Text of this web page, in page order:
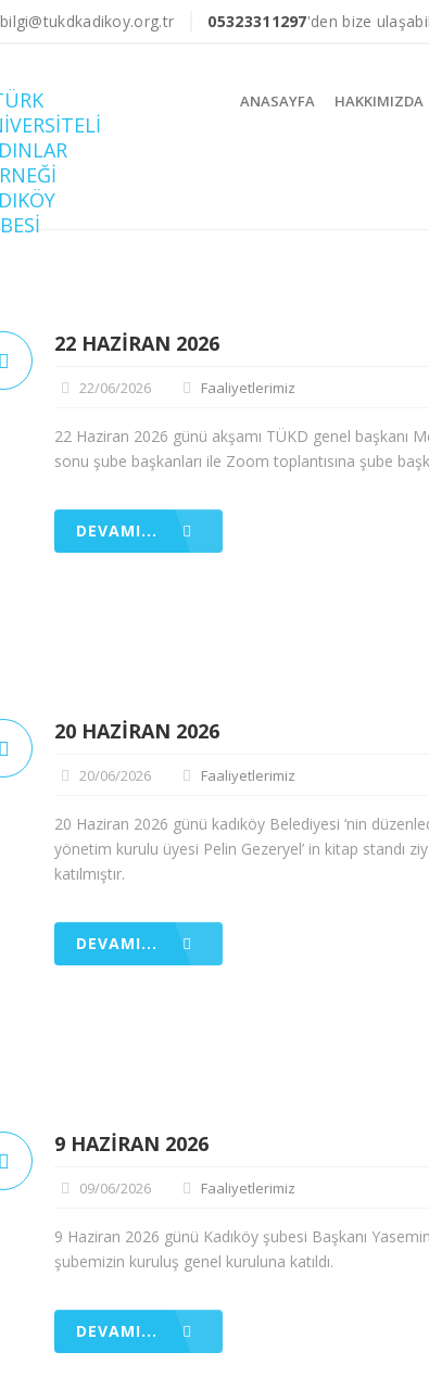
bilgi@tukdkadikoy.org.tr 05323311297'den bize
ANASAYFA HAKKIMIZDA
22 HAZIRAN 2026
22/06/2026 Faaliyetlerimiz
22 Haziran 2026 günü akşamı TÜKD genel başkanı
sonu şube başkanları ile Zoom toplantısına şube
DEVAMI...
20 HAZIRAN 2026
20/06/2026 Faaliyetlerimiz
20 Haziran 2026 günü kadıköy Belediyesi ‘nin
yönetim kurulu üyesi Pelin Gezeryel’ in kitap standı
katılmıştır.
DEVAMI...
9 HAZIRAN 2026
09/06/2026 Faaliyetlerimiz
9 Haziran 2026 günü Kadıköy şubesi Başkanı
şubemizin kuruluş genel kuruluna katıldı.
DEVAMI...